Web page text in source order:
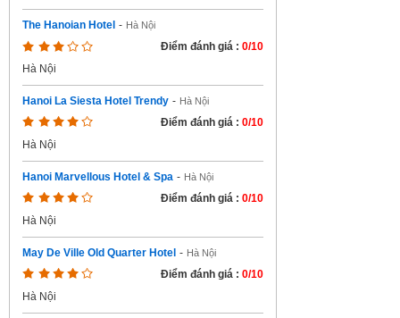
The Hanoian Hotel - Hà Nội
Điểm đánh giá : 0/10
Hà Nội
Hanoi La Siesta Hotel Trendy - Hà Nội
Điểm đánh giá : 0/10
Hà Nội
Hanoi Marvellous Hotel & Spa - Hà Nội
Điểm đánh giá : 0/10
Hà Nội
May De Ville Old Quarter Hotel - Hà Nội
Điểm đánh giá : 0/10
Hà Nội